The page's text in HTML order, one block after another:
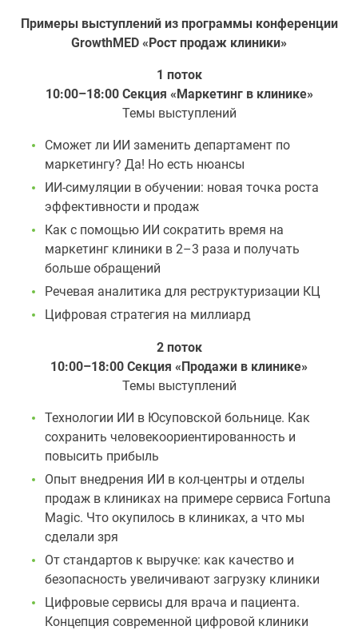
Примеры выступлений из программы конференции
GrowthMED «Рост продаж клиники»
1 поток
10:00–18:00 Секция «Маркетинг в клинике»
Темы выступлений
Сможет ли ИИ заменить департамент по
маркетингу? Да! Но есть нюансы
ИИ-симуляции в обучении: новая точка роста
эффективности и продаж
Как с помощью ИИ сократить время на
маркетинг клиники в 2–3 раза и получать
больше обращений
Речевая аналитика для реструктуризации КЦ
Цифровая стратегия на миллиард
2 поток
10:00–18:00 Секция «Продажи в клинике»
Темы выступлений
Технологии ИИ в Юсуповской больнице. Как
сохранить человекоориентированность и
повысить прибыль
Опыт внедрения ИИ в кол-центры и отделы
продаж в клиниках на примере сервиса Fortuna
Magic. Что окупилось в клиниках, а что мы
сделали зря
От стандартов к выручке: как качество и
безопасность увеличивают загрузку клиники
Цифровые сервисы для врача и пациента.
Концепция современной цифровой клиники